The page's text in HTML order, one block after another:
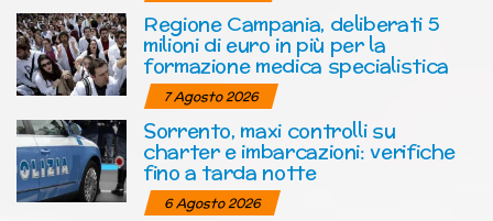
Regione Campania, deliberati 5
milioni di euro in più per la
formazione medica specialistica
7 Agosto 2026
Sorrento, maxi controlli su
charter e imbarcazioni: verifiche
fino a tarda notte
6 Agosto 2026